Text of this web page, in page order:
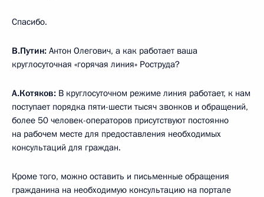
Спасибо.
В.Путин: Антон Олегович, а как работает ваша
круглосуточная «горячая линия» Роструда?
А.Котяков: В круглосуточном режиме линия работает, к нам
поступает порядка пяти-шести тысяч звонков и обращений,
более 50 человек-операторов присутствуют постоянно
на рабочем месте для предоставления необходимых
консультаций для граждан.
Кроме того, можно оставить и письменные обращения
гражданина на необходимую консультацию на портале